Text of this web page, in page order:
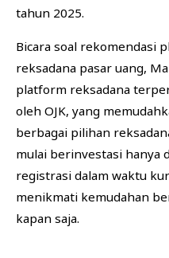
tahun 2025.
Bicara soal rekomendasi
reksadana pasar uang,
platform reksadana
oleh OJK, yang
berbagai pilihan
mulai berinvestasi hanya
registrasi dalam waktu
menikmati kemudahan
kapan saja.